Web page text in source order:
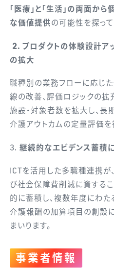
「医療」と「生活」の両面か
な価値提供の可能性を探って
2．プロダクトの体験設計ア
の拡大
職種別の業務フローに応じ
線の改善、評価ロジックの拡
施設・対象者数を拡大し、長
介護アウトカムの定量評価を
3. 継続的なエビデンス蓄積
ICTを活用した多職種連携が
び社会保障費削減に資する
的に蓄積し、複数年度にわた
介護報酬の加算項目の創設
まいります。
事業者情報